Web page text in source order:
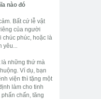
nào đó
Bất cứ lễ vật
của người
chúc phúc, hoặc là
yêu...
là những thứ mà
Ví dụ, bạn
viện thì tặng một
làm cho tinh
chấn, tăng